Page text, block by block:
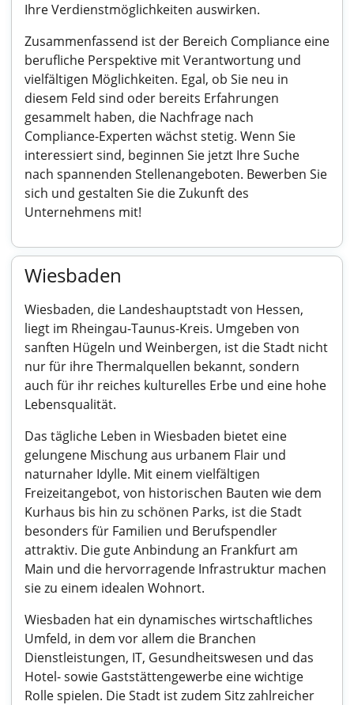
Ihre Verdienstmöglichkeiten auswirken.
Zusammenfassend ist der Bereich Compliance eine
berufliche Perspektive mit Verantwortung und
vielfältigen Möglichkeiten. Egal, ob Sie neu in
diesem Feld sind oder bereits Erfahrungen
gesammelt haben, die Nachfrage nach
Compliance-Experten wächst stetig. Wenn Sie
interessiert sind, beginnen Sie jetzt Ihre Suche
nach spannenden Stellenangeboten. Bewerben Sie
sich und gestalten Sie die Zukunft des
Unternehmens mit!
Wiesbaden
Wiesbaden, die Landeshauptstadt von Hessen,
liegt im Rheingau-Taunus-Kreis. Umgeben von
sanften Hügeln und Weinbergen, ist die Stadt nicht
nur für ihre Thermalquellen bekannt, sondern
auch für ihr reiches kulturelles Erbe und eine hohe
Lebensqualität.
Das tägliche Leben in Wiesbaden bietet eine
gelungene Mischung aus urbanem Flair und
naturnaher Idylle. Mit einem vielfältigen
Freizeitangebot, von historischen Bauten wie dem
Kurhaus bis hin zu schönen Parks, ist die Stadt
besonders für Familien und Berufspendler
attraktiv. Die gute Anbindung an Frankfurt am
Main und die hervorragende Infrastruktur machen
sie zu einem idealen Wohnort.
Wiesbaden hat ein dynamisches wirtschaftliches
Umfeld, in dem vor allem die Branchen
Dienstleistungen, IT, Gesundheitswesen und das
Hotel- sowie Gaststättengewerbe eine wichtige
Rolle spielen. Die Stadt ist zudem Sitz zahlreicher